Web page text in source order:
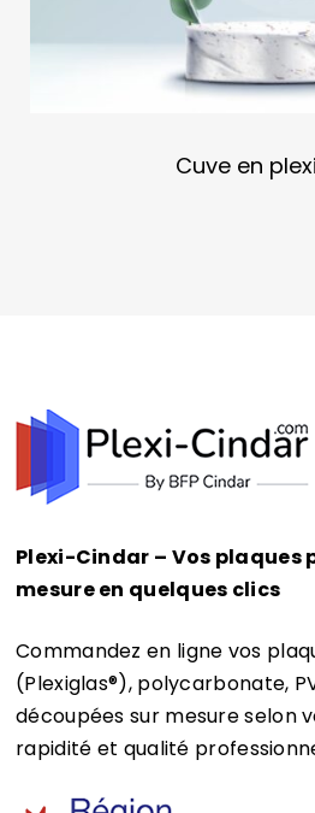
Cuve en
Plexi-Cindar – Vos plaques
mesure en quelques clics
Commandez en ligne vos
(Plexiglas®), polycarbonate,
découpées sur mesure selon
rapidité et qualité